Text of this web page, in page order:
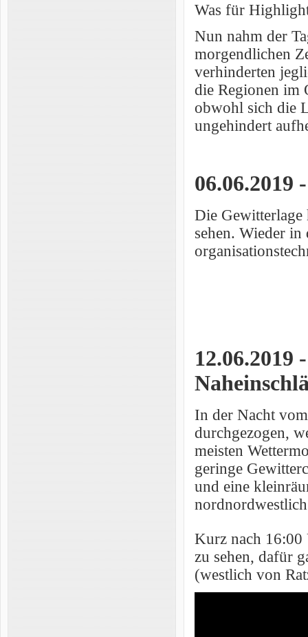
Was für
Nun nahm der
morgendlichen
verhinderten
die Regionen im
obwohl sich die
ungehindert
06.06.2019
Die Gewitterlage
sehen. Wieder
In der Nacht
durchgezogen,
meisten
geringe
und eine
Kurz nach 16:00
zu sehen, dafür
(westlich von